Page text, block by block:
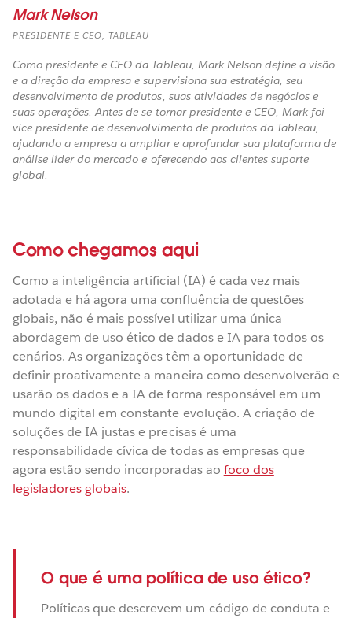
Mark Nelson
PRESIDENTE E CEO, TABLEAU
Como presidente e CEO da Tableau, Mark Nelson define a visão
e a direção da empresa e supervisiona sua estratégia, seu
desenvolvimento de produtos, suas atividades de negócios e
suas operações. Antes de se tornar presidente e CEO, Mark foi
vice-presidente de desenvolvimento de produtos da Tableau,
ajudando a empresa a ampliar e aprofundar sua plataforma de
análise líder do mercado e oferecendo aos clientes suporte
global.
Como chegamos aqui
Como a inteligência artificial (IA) é cada vez mais
adotada e há agora uma confluência de questões
globais, não é mais possível utilizar uma única
abordagem de uso ético de dados e IA para todos os
cenários. As organizações têm a oportunidade de
definir proativamente a maneira como desenvolverão e
usarão os dados e a IA de forma responsável em um
mundo digital em constante evolução. A criação de
soluções de IA justas e precisas é uma
responsabilidade cívica de todas as empresas que
agora estão sendo incorporadas ao foco dos
legisladores globais.
O que é uma política de uso ético?
Políticas que descrevem um código de conduta e